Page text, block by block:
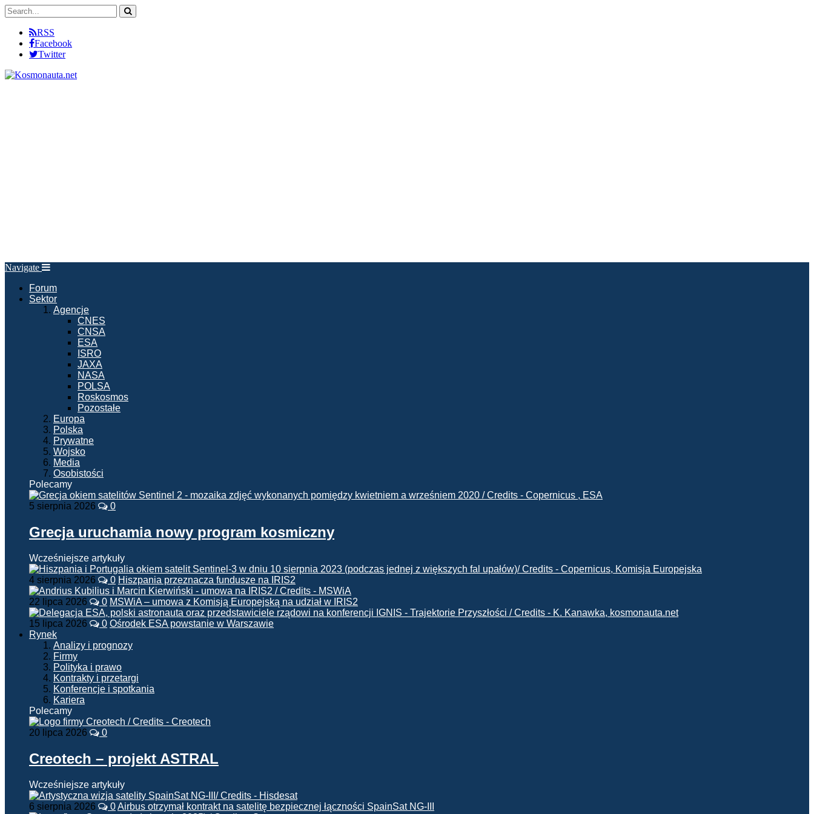
RSS
Facebook
Twitter
Navigate
Forum
Sektor
Agencje
CNES
CNSA
ESA
ISRO
JAXA
NASA
POLSA
Roskosmos
Pozostałe
Europa
Polska
Prywatne
Wojsko
Media
Osobistości
Polecamy
5 sierpnia 2026 0
Grecja uruchamia nowy program kosmiczny
Wcześniejsze artykuły
4 sierpnia 2026 0 Hiszpania przeznacza fundusze na IRIS2
22 lipca 2026 0 MSWiA – umowa z Komisją Europejską na udział w IRIS2
15 lipca 2026 0 Ośrodek ESA powstanie w Warszawie
Rynek
Analizy i prognozy
Firmy
Polityka i prawo
Kontrakty i przetargi
Konferencje i spotkania
Kariera
Polecamy
20 lipca 2026 0
Creotech – projekt ASTRAL
Wcześniejsze artykuły
6 sierpnia 2026 0Airbus otrzymał kontrakt na satelitę bezpiecznej łączności SpainSat NG-III